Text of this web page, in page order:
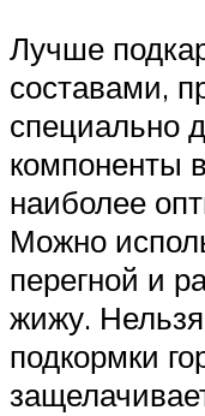
Лучше
составами,
специально
компоненты
наиболее
Можно
перегной и
жижу.
подкормки